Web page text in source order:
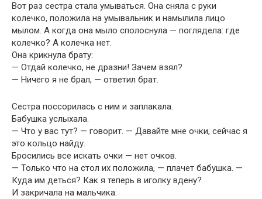
Вот раз сестра стала умываться. Она сняла с руки
колечко, положила на умывальник и намылила лицо
мылом. А когда она мыло сполоснула — поглядела: где
колечко? А колечка нет.
Она крикнула брату:
— Отдай колечко, не дразни! Зачем взял?
— Ничего я не брал, — ответил брат.
Сестра поссорилась с ним и заплакала.
Бабушка услыхала.
— Что у вас тут? — говорит. — Давайте мне очки, сейчас я
это кольцо найду.
Бросились все искать очки — нет очков.
— Только что на стол их положила, — плачет бабушка. —
Куда им деться? Как я теперь в иголку вдену?
И закричала на мальчика: